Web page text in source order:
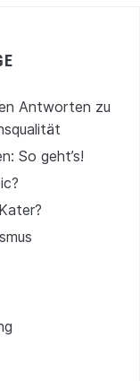
Antworten zu
So geht’s!